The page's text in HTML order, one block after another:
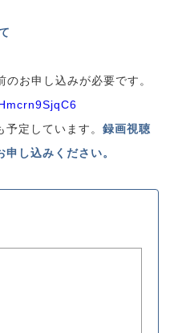
お申し込みが必要です。
定しています。 録画視聴
し込みください。